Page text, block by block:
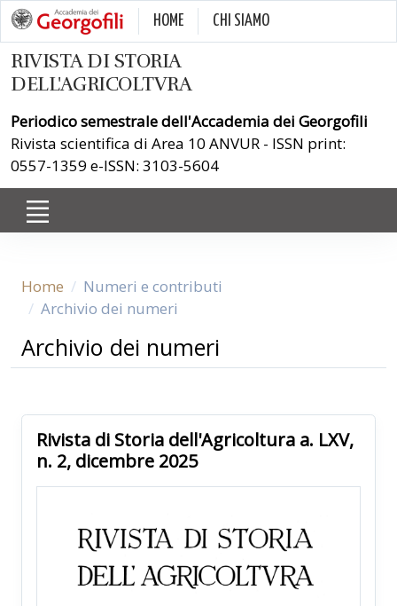
HOME CHI SIAMO
RIVISTA DI STORIA
DELL'AGRICOLTVRA
Periodico semestrale dell'Accademia dei Georgofili
Rivista scientifica di Area 10 ANVUR - ISSN print:
0557-1359 e-ISSN: 3103-5604
Home
Numeri e contributi
Archivio dei numeri
Archivio dei numeri
Rivista di Storia dell'Agricoltura a. LXV,
n. 2, dicembre 2025